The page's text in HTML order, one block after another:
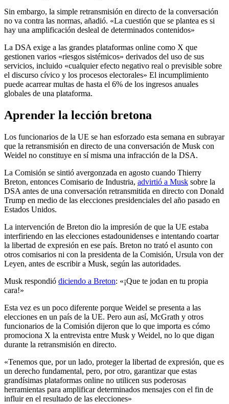
Sin embargo, la simple retransmisión en directo de la conversación
no va contra las normas, añadió. «La cuestión que se plantea es si
hay una amplificación desleal de determinados contenidos»
La DSA exige a las grandes plataformas online como X que
gestionen varios «riesgos sistémicos» derivados del uso de sus
servicios, incluido «cualquier efecto negativo real o previsible sobre
el discurso cívico y los procesos electorales» El incumplimiento
puede acarrear multas de hasta el 6% de los ingresos anuales
globales de una plataforma.
Aprender la lección bretona
Los funcionarios de la UE se han esforzado esta semana en subrayar
que la retransmisión en directo de una conversación de Musk con
Weidel no constituye en sí misma una infracción de la DSA.
La Comisión se sintió avergonzada en agosto cuando Thierry
Breton, entonces Comisario de Industria, advirtió a Musk sobre la
DSA antes de una conversación retransmitida en directo con Donald
Trump en medio de las elecciones presidenciales del año pasado en
Estados Unidos.
La intervención de Breton dio la impresión de que la UE estaba
interfiriendo en las elecciones estadounidenses e intentando coartar
la libertad de expresión en ese país. Breton no trató el asunto con
otros comisarios ni con la presidenta de la Comisión, Ursula von der
Leyen, antes de escribir a Musk, según las autoridades.
Musk respondió diciendo a Breton: «¡Que te jodan en tu propia
cara!»
Esta vez es un poco diferente porque Weidel se presenta a las
elecciones en un país de la UE. Pero aun así, McGrath y otros
funcionarios de la Comisión dijeron que lo que importa es cómo
promociona X la entrevista entre Musk y Weidel, no lo que digan
durante la retransmisión en directo.
«Tenemos que, por un lado, proteger la libertad de expresión, que es
un derecho fundamental, pero, por otro, garantizar que estas
grandísimas plataformas online no utilicen sus poderosas
herramientas para amplificar determinados mensajes con el fin de
influir en el resultado de las elecciones»